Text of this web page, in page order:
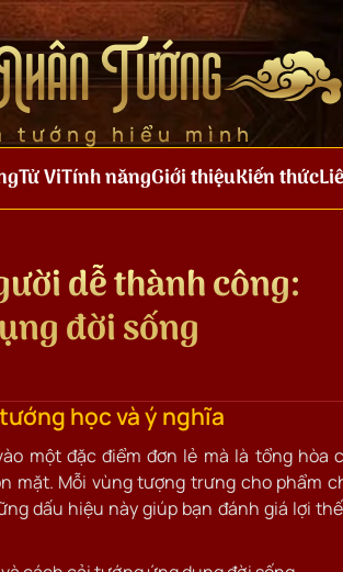
Tướng
tướng hiểu mình
Tử ViTính năngGiới thiệuKiến thức
dễ thành công:
đời sống
học và ý nghĩa
một đặc điểm đơn lẻ mà là tổng hòa
mặt. Mỗi vùng tượng trưng cho phẩm
dấu hiệu này giúp bạn đánh giá lợi